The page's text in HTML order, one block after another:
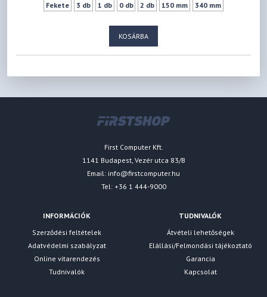
Fekete
3 db 1 db 0 db 2 db 150 mm 340 mm
KOSÁRBA
First Computer Kft.
1141 Budapest, Vezér utca 83/B
Email: info@firstcomputer.hu
Tel: +36 1 444-9000
INFORMÁCIÓK
Szerződési feltételek
Adatvédelmi szabályzat
Online vitarendezés
Tudnivalók
TUDNIVALÓK
Átvételi lehetőségek
Elállási/Felmondási tájékoztató
Garancia
Kapcsolat